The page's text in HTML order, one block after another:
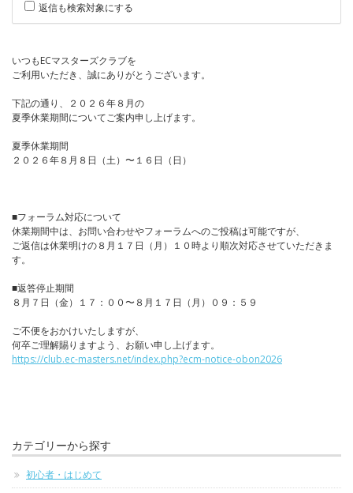
返信も検索対象にする
いつもECマスターズクラブを
ご利用いただき、誠にありがとうございます。
下記の通り、２０２６年８月の
夏季休業期間についてご案内申し上げます。
夏季休業期間
２０２６年８月８日（土）〜１６日（日）
■フォーラム対応について
休業期間中は、お問い合わせやフォーラムへのご投稿は可能ですが、
ご返信は休業明けの８月１７日（月）１０時より順次対応させていただきま
す。
■返答停止期間
８月７日（金）１７：００〜８月１７日（月）０９：５９
ご不便をおかけいたしますが、
何卒ご理解賜りますよう、お願い申し上げます。
https://club.ec-masters.net/index.php?ecm-notice-obon2026
カテゴリーから探す
初心者・はじめて